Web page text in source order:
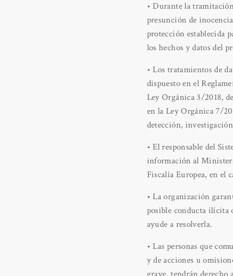
• Durante la
presunción de
protección establecida
los hechos y datos del
• Los tratamientos de
dispuesto en el
Ley Orgánica 3/2018,
en la Ley Orgánica 7/
detección,
• El responsable del
información al
Fiscalía Europea, en el
• La organización
posible conducta ilícita
ayude a resolverla.
• Las personas que
y de acciones u